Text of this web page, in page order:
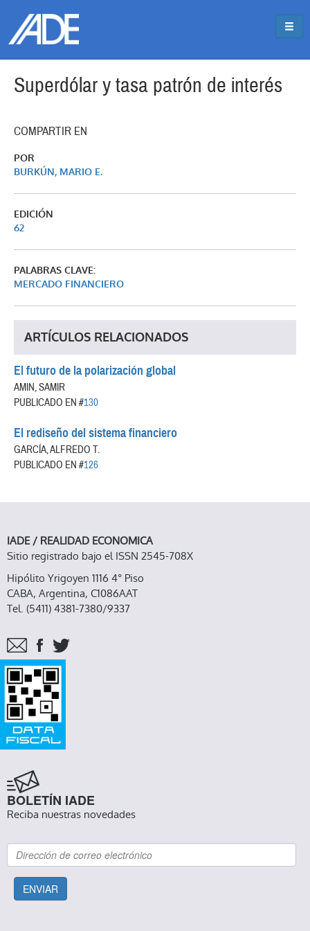
Superdólar y tasa patrón de interés
COMPARTIR EN
POR
BURKÚN, MARIO E.
EDICIÓN
62
PALABRAS CLAVE:
MERCADO FINANCIERO
ARTÍCULOS RELACIONADOS
El futuro de la polarización global
AMIN, SAMIR
PUBLICADO EN #130
El rediseño del sistema financiero
GARCÍA, ALFREDO T.
PUBLICADO EN #126
IADE / REALIDAD ECONOMICA
Sitio registrado bajo el ISSN 2545-708X
Hipólito Yrigoyen 1116 4° Piso
CABA, Argentina, C1086AAT
Tel. (5411) 4381-7380/9337
BOLETÍN IADE
Reciba nuestras novedades
ENVIAR